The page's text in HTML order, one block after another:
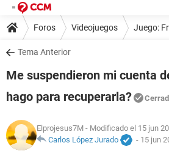
Foros Videojuegos Juego:
Tema Anterior
Me suspendieron mi cuenta
hago para recuperarla?
Elprojesus7M - Modificado el 15 jun
Carlos López Jurado
- 15 jun